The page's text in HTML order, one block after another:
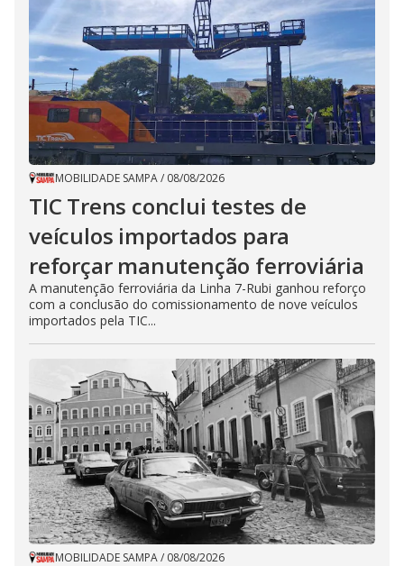
MOBILIDADE SAMPA/ 08/08/2026
TIC Trens conclui testes de
veículos importados para
reforçar manutenção ferroviária
A manutenção ferroviária da Linha 7-Rubi ganhou reforço
com a conclusão do comissionamento de nove veículos
importados pela TIC...
MOBILIDADE SAMPA/ 08/08/2026